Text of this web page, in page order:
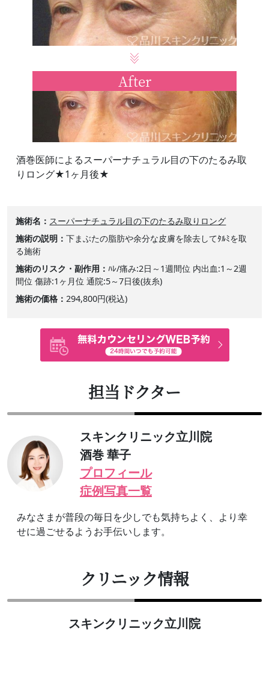
After
酒巻医師によるスーパーナチュラル目の下のたるみ取
りロング★1ヶ月後★
施術名
スーパーナチュラル目の下のたるみ取りロング
施術の説明
下まぶたの脂肪や余分な皮膚を除去してﾀﾙﾐを取
る施術
施術のリスク・副作用
ﾊﾚ/痛み:2日～1週間位 内出血:1～2週
間位 傷跡:1ヶ月位 通院:5～7日後(抜糸)
施術の価格
294,800円(税込)
担当ドクター
スキンクリニック立川院
酒巻 華子
プロフィール
症例写真一覧
みなさまが普段の毎日を少しでも気持ちよく、より幸
せに過ごせるようお手伝いします。
クリニック情報
スキンクリニック立川院